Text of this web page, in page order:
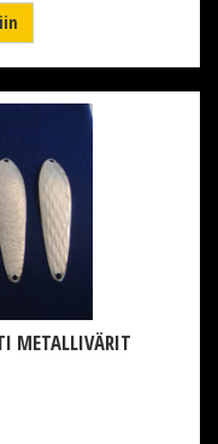
METALLIVÄRIT